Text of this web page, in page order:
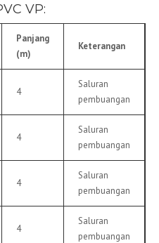
VP:
Panjang
(m)
Keterangan
4
Saluran
pembuangan
4
Saluran
pembuangan
4
Saluran
pembuangan
4
Saluran
pembuangan